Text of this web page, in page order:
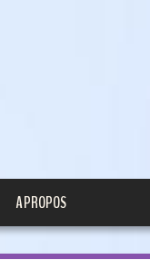
A PROPOS